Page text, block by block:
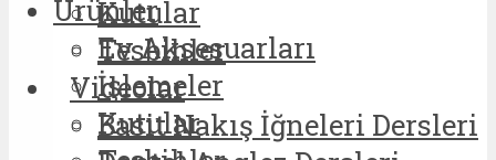
Kutular
Tesbihler
Videolar
Basit Nakış İğneleri Dersleri
Ürünler
Ev Aksesuarları
İşlemeler
Kutular